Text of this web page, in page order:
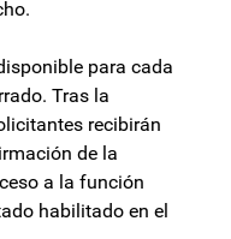
para cada
Tras la
recibirán
de la
a la función
habilitado en el